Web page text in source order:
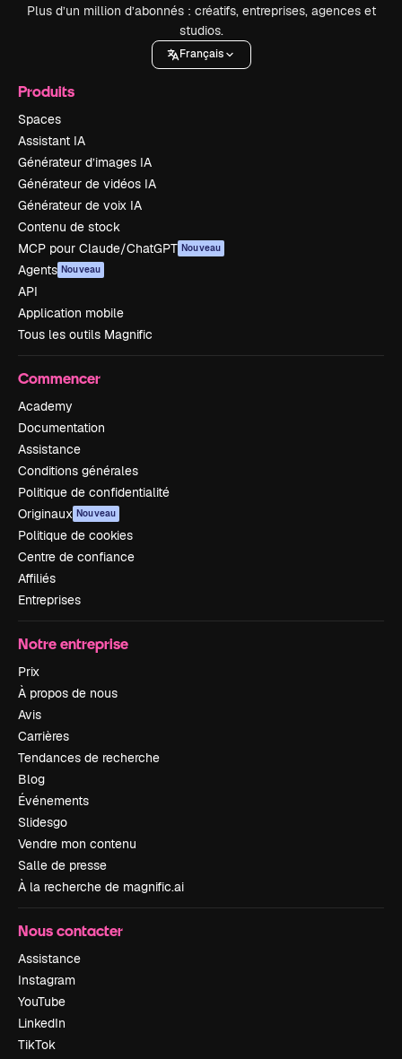
Plus d’un million d’abonnés : créatifs, entreprises, agences et
studios.
Français
Produits
Spaces
Assistant IA
Générateur d’images IA
Générateur de vidéos IA
Générateur de voix IA
Contenu de stock
MCP pour Claude/ChatGPT Nouveau
Agents Nouveau
API
Application mobile
Tous les outils Magnific
Commencer
Academy
Documentation
Assistance
Conditions générales
Politique de confidentialité
Originaux Nouveau
Politique de cookies
Centre de confiance
Affiliés
Entreprises
Notre entreprise
Prix
À propos de nous
Avis
Carrières
Tendances de recherche
Blog
Événements
Slidesgo
Vendre mon contenu
Salle de presse
À la recherche de magnific.ai
Nous contacter
Assistance
Instagram
YouTube
LinkedIn
TikTok